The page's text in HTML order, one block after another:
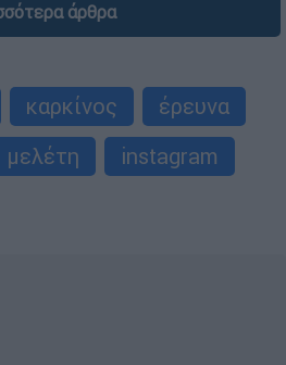
άρθρα
καρκίνος
έρευνα
μελέτη
instagram